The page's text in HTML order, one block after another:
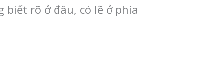
biết rõ ở đâu, có lẽ ở phía